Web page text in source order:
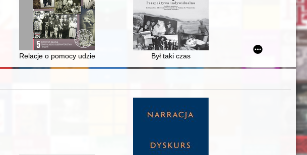
Kutnowskie Zeszyty Regionalne : tomy I-XXV za lata 1997-2021
Relacje o pomocy udzielanej Żydom przez Polaków w latach 1939-1945. T. 5,
Był taki czas